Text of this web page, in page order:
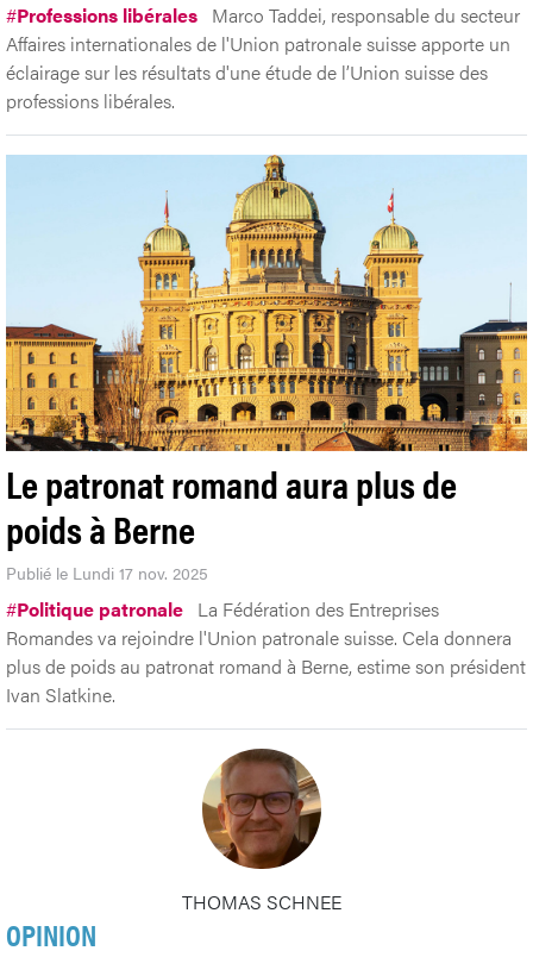
#Professions libérales Marco Taddei, responsable du secteur
Affaires internationales de l'Union patronale suisse apporte un
éclairage sur les résultats d'une étude de l’Union suisse des
professions libérales.
Le patronat romand aura plus de
poids à Berne
Publié le Lundi 17 nov. 2025
#Politique patronale La Fédération des Entreprises
Romandes va rejoindre l'Union patronale suisse. Cela donnera
plus de poids au patronat romand à Berne, estime son président
Ivan Slatkine.
THOMAS SCHNEE
OPINION